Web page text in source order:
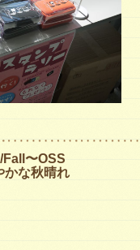
Fall〜OSS
かな秋晴れ